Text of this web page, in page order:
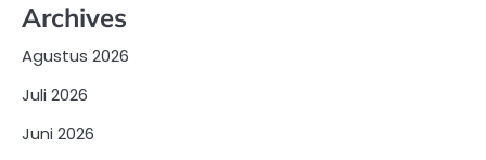
Archives
Agustus 2026
Juli 2026
Juni 2026